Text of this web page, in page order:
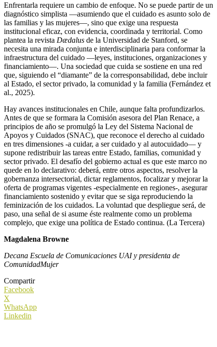
Enfrentarla requiere un cambio de enfoque. No se puede partir de un
diagnóstico simplista —asumiendo que el cuidado es asunto solo de
las familias y las mujeres—, sino que exige una respuesta
institucional eficaz, con evidencia, coordinada y territorial. Como
plantea la revista Dædalus de la Universidad de Stanford, se
necesita una mirada conjunta e interdisciplinaria para conformar la
infraestructura del cuidado —leyes, instituciones, organizaciones y
financiamiento—. Una sociedad que cuida se sostiene en una red
que, siguiendo el “diamante” de la corresponsabilidad, debe incluir
al Estado, el sector privado, la comunidad y la familia (Fernández et
al., 2025).
Hay avances institucionales en Chile, aunque falta profundizarlos.
Antes de que se formara la Comisión asesora del Plan Renace, a
principios de año se promulgó la Ley del Sistema Nacional de
Apoyos y Cuidados (SNAC), que reconoce el derecho al cuidado
en tres dimensiones -a cuidar, a ser cuidado y al autocuidado— y
supone redistribuir las tareas entre Estado, familias, comunidad y
sector privado. El desafío del gobierno actual es que este marco no
quede en lo declarativo: deberá, entre otros aspectos, resolver la
gobernanza intersectorial, dictar reglamentos, focalizar y mejorar la
oferta de programas vigentes -especialmente en regiones-, asegurar
financiamiento sostenido y evitar que se siga reproduciendo la
feminización de los cuidados. La voluntad que despliegue será, de
paso, una señal de si asume éste realmente como un problema
complejo, que exige una política de Estado continua. (La Tercera)
Magdalena Browne
Decana Escuela de Comunicaciones UAI y presidenta de
ComunidadMujer
Compartir
Facebook
X
WhatsApp
Linkedin